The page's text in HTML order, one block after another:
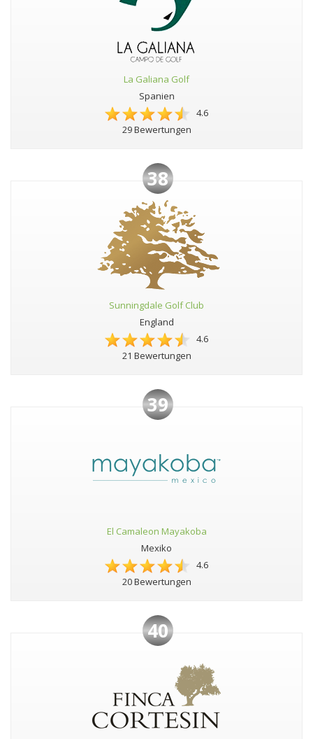
La Galiana Golf
Spanien
4.6
29 Bewertungen
38
Sunningdale Golf Club
England
4.6
21 Bewertungen
39
El Camaleon Mayakoba
Mexiko
4.6
20 Bewertungen
40